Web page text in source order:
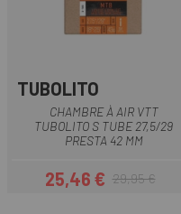
TUBOLITO
CHAMBRE À AIR VTT
TUBOLITO S TUBE 27,5/29
PRESTA 42 MM
Prix
25,46 €Prix habituel
29,95 €